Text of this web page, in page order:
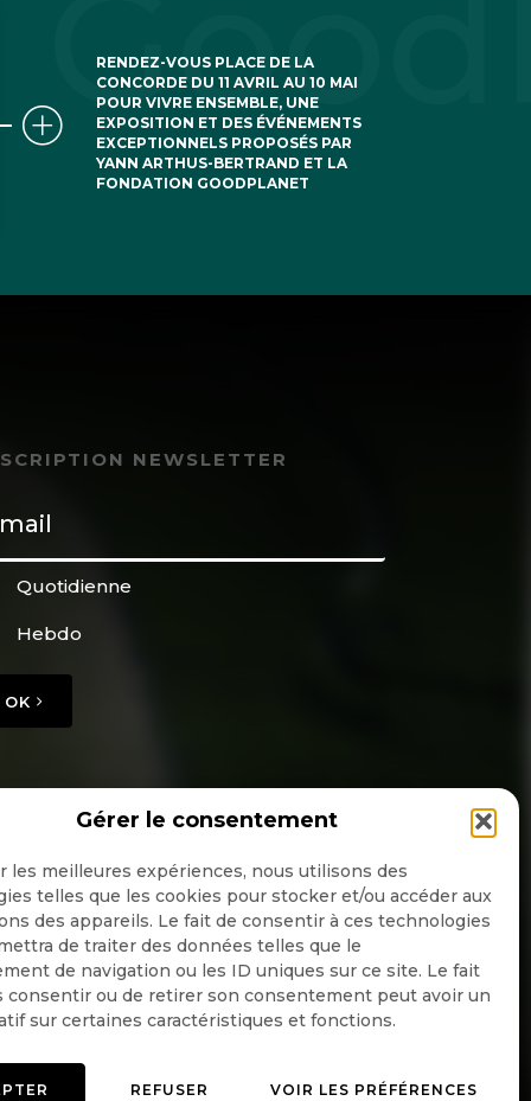
Gérer le consentement
les meilleures expériences, nous utilisons des
telles que les cookies pour stocker et/ou accéder aux
des appareils. Le fait de consentir à ces technologies
de traiter des données telles que le
de navigation ou les ID uniques sur ce site. Le fait
consentir ou de retirer son consentement peut avoir un
sur certaines caractéristiques et fonctions.
REFUSER VOIR LES PRÉFÉRENCES
RENDEZ-VOUS PLACE DE LA
CONCORDE DU 11 AVRIL AU 10 MAI
POUR VIVRE ENSEMBLE, UNE
EXPOSITION ET DES ÉVÉNEMENTS
EXCEPTIONNELS PROPOSÉS PAR
YANN ARTHUS-BERTRAND ET LA
FONDATION GOODPLANET
NEWSLETTER
Quotidienne
Hebdo
OK